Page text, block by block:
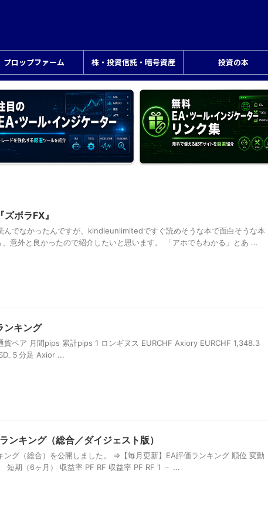
プロップファーム 株・投資信託・暗号資産 投資の本
ズボラFX』
んでなかったんですが、kindleunlimitedですぐ読めそうな本で面白そうな本
意外と良かったので紹介したいと思います。 「アホでもわかる」とあ ...
ンキング
貨ペア 月間pips 累計pips 1 ロンギヌス EURCHF Axiory EURCHF 1,348.3
５分足 Axior ...
ンキング（総合／ダイジェスト版）
ング（総合）を公開しました。 ⇒【毎月更新】EA評価ランキング 順位 変動
短期（6ヶ月） 収益率 PF RF 収益率 PF RF 1 － ...